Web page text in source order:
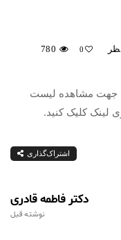
0
780
جهت مشاهده لیست
لینک کلیک کنید.
اشتراک‌گذاری
دکتر فاطمه قادری
نوشته قبل